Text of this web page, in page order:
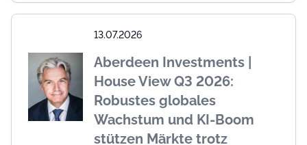
13.07.2026
Aberdeen Investments |
House View Q3 2026:
Robustes globales
Wachstum und KI-Boom
stützen Märkte trotz